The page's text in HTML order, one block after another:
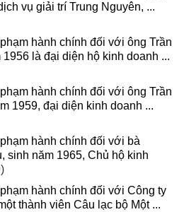
vụ giải trí Trung Nguyên, ...
hành chính đối với ông Trần
là đại diện hộ kinh doanh ...
hành chính đối với ông Trần
1959, đại diện kinh doanh ...
hành chính đối với bà
sinh năm 1965, Chủ hộ kinh
hành chính đối với Công ty
thành viên Câu lạc bộ Một ...